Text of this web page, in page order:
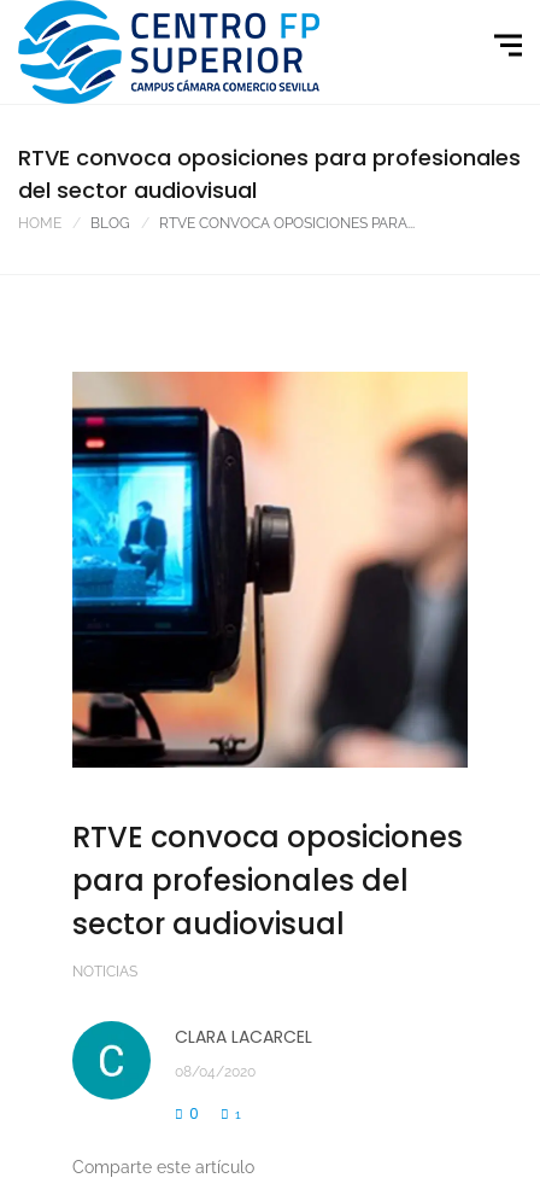
RTVE convoca oposiciones para profesionales
del sector audiovisual
HOME BLOG RTVE CONVOCA OPOSICIONES PARA...
RTVE convoca oposiciones
para profesionales del
sector audiovisual
NOTICIAS
CLARA LACARCEL
08/04/2020
0 1
Comparte este artículo